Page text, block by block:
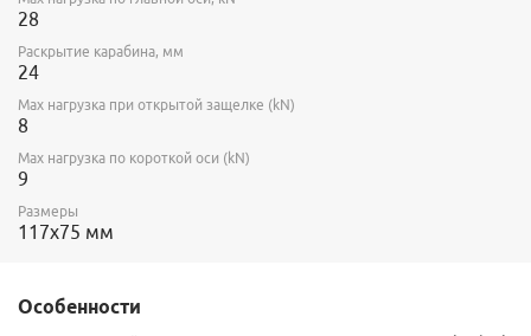
28
Раскрытие карабина, мм
24
Max нагрузка при открытой защелке (kN)
8
Max нагрузка по короткой оси (kN)
9
Размеры
117х75 мм
Особенности